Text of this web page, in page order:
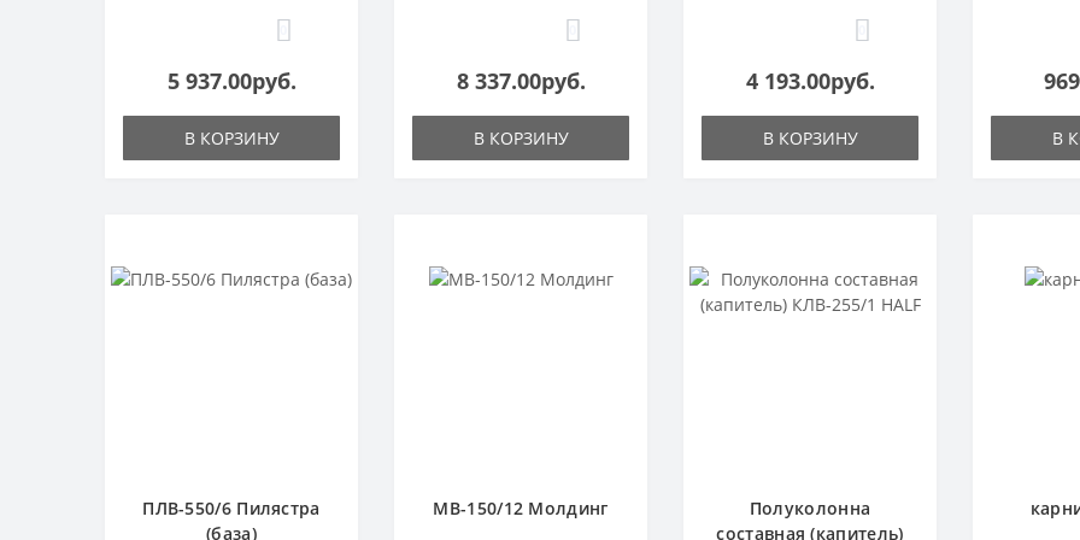
5 937.00руб.
В КОРЗИНУ
8 337.00руб.
В КОРЗИНУ
4 193.00руб.
В КОРЗИНУ В
ПЛВ-550/6 Пилястра
(база)
МВ-150/12 Молдинг
Полуколонна
составная (капитель)